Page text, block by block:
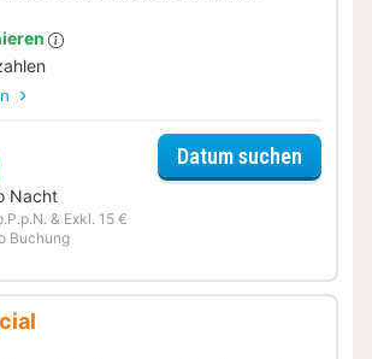
Nacht
& Exkl. 15 €
Buchung
Datum suchen